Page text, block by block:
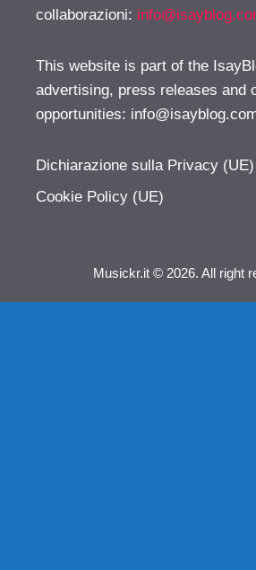
collaborazioni:
This website is part of the
advertising, press releases and
opportunities:
Dichiarazione sulla Privacy (UE)
Cookie Policy (UE)
Musickr.it © 2026. All right